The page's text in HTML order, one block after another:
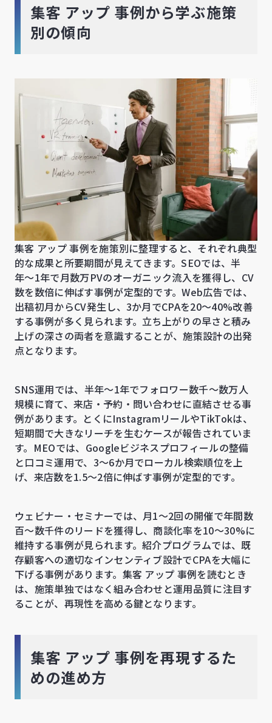
集客 アップ 事例から学ぶ施策
別の傾向
集客 アップ 事例を施策別に整理すると、それぞれ典型
的な成果と所要期間が見えてきます。SEOでは、半
年〜1年で月数万PVのオーガニック流入を獲得し、CV
数を数倍に伸ばす事例が定型的です。Web広告では、
出稿初月からCV発生し、3か月でCPAを20〜40%改善
する事例が多く見られます。立ち上がりの早さと積み
上げの深さの両者を意識することが、施策設計の出発
点となります。
SNS運用では、半年〜1年でフォロワー数千〜数万人
規模に育て、来店・予約・問い合わせに直結させる事
例があります。とくにInstagramリールやTikTokは、
短期間で大きなリーチを生むケースが報告されていま
す。MEOでは、Googleビジネスプロフィールの整備
と口コミ運用で、3〜6か月でローカル検索順位を上
げ、来店数を1.5〜2倍に伸ばす事例が定型的です。
ウェビナー・セミナーでは、月1〜2回の開催で年間数
百〜数千件のリードを獲得し、商談化率を10〜30%に
維持する事例が見られます。紹介プログラムでは、既
存顧客への適切なインセンティブ設計でCPAを大幅に
下げる事例があります。集客 アップ 事例を読むとき
は、施策単独ではなく組み合わせと運用品質に注目す
ることが、再現性を高める鍵となります。
集客 アップ 事例を再現するた
めの進め方